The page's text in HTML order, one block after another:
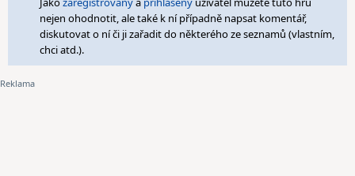
nejen ohodnotit, ale také k ní případně napsat komentář,
diskutovat o ní či ji zařadit do některého ze seznamů (vlastním,
chci atd.).